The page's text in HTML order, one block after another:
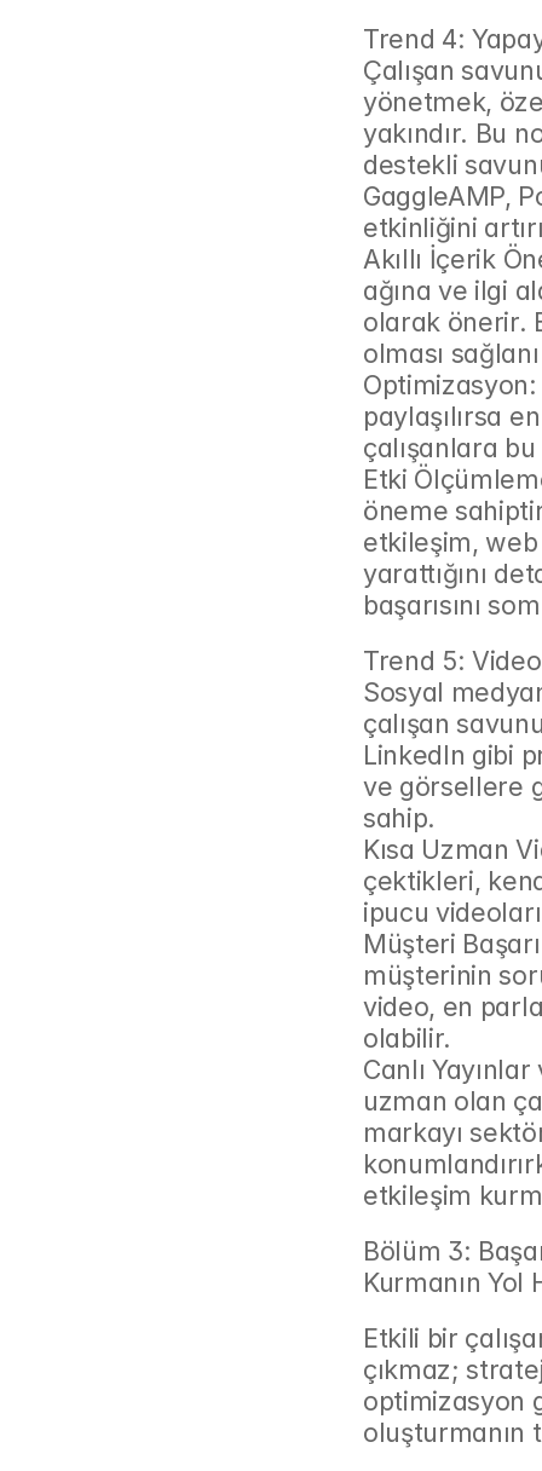
Trend 4:
Çalışan
yönetmek,
yakındır. Bu
destekli
GaggleAMP,
etkinliğini
Akıllı İçerik
ağına ve ilgi
olarak önerir.
olması
paylaşılırsa
çalışanlara
Etki
öneme
etkileşim,
yarattığını
başarısını
Trend 5:
Sosyal
çalışan
LinkedIn gibi
ve görsellere
sahip.
Kısa Uzman
çektikleri,
ipucu
Müşteri
müşterinin
video, en
olabilir.
Canlı
uzman olan
markayı
etkileşim
Bölüm 3:
Kurmanın Yol
Etkili bir
çıkmaz;
optimizasyon
oluşturmanın